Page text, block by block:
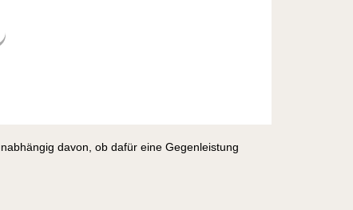
davon, ob dafür eine Gegenleistung